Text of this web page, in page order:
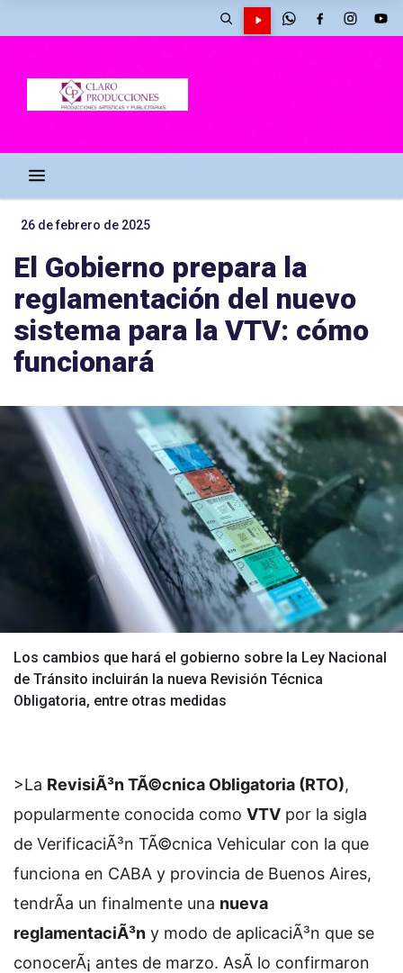
26 de febrero de 2025
El Gobierno prepara la
reglamentación del nuevo
sistema para la VTV: cómo
funcionará
Los cambios que hará el gobierno sobre la Ley Nacional
de Tránsito incluirán la nueva Revisión Técnica
Obligatoria, entre otras medidas
>La RevisiÃ³n TÃ©cnica Obligatoria (RTO),
popularmente conocida como VTV por la sigla
de VerificaciÃ³n TÃ©cnica Vehicular con la que
funciona en CABA y provincia de Buenos Aires,
tendrÃ­a un finalmente una nueva
reglamentaciÃ³n y modo de aplicaciÃ³n que se
conocerÃ¡ antes de marzo. AsÃ­ lo confirmaron